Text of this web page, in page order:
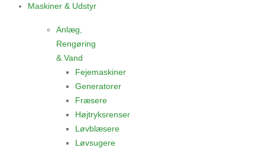
Maskiner & Udstyr
Anlæg,
Rengøring
& Vand
Fejemaskiner
Generatorer
Fræsere
Højtryksrenser
Løvblæsere
Løvsugere